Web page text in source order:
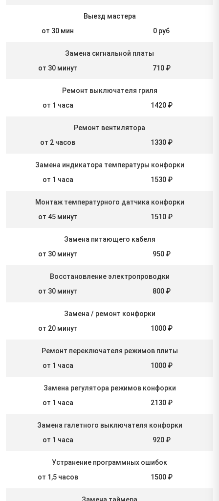
Выезд мастера
от 30 мин
0 руб
Замена сигнальной платы
от 30 минут
710 ₽
Ремонт выключателя гриля
от 1 часа
1420 ₽
Ремонт вентилятора
от 2 часов
1330 ₽
Замена индикатора температуры конфорки
от 1 часа
1530 ₽
Монтаж температурного датчика конфорки
от 45 минут
1510 ₽
Замена питающего кабеля
от 30 минут
950 ₽
Восстановление электропроводки
от 30 минут
800 ₽
Замена / ремонт конфорки
от 20 минут
1000 ₽
Ремонт переключателя режимов плиты
от 1 часа
1000 ₽
Замена регулятора режимов конфорки
от 1 часа
2130 ₽
Замена галетного выключателя конфорки
от 1 часа
920 ₽
Устранение программных ошибок
от 1,5 часов
1500 ₽
Замена таймера